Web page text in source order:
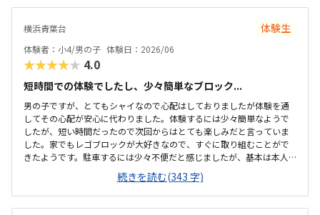
横浜青葉台 体験生
体験者：小4/男の子 体験日：2026/06
★★★★★ 4.0
短時間での体験でしたし、少々簡単なブロック...
男の子ですが、とてもシャイなので心配はしておりましたが体験を通
してその心配が安心に代わりました。体験するには少々簡単なようで
したが、短い時間だったので次回からはとても楽しみだと言っていま
した。家でもレゴブロックが大好きなので、すぐに取り組むことがで
きたようです。駐車するには少々不便だと感じましたが、基本は本人
の送迎だけになるので問題ないと感じましたし、駅ちかでなくても車
なので問題ないです落ち着いた雰囲気でしたが、作業スペースが子供
の人数には狭いのではないかと思いました。せめて1か月3回 もしく
は90分ではなく120分だといいかなと、プログラミング教室は週1回の
続きを読む(343 字)